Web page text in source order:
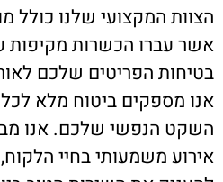
הצוות המקצועי שלנו כולל
אשר עברו הכשרות
בטיחות הפריטים שלכם
אנו מספקים ביטוח מלא
השקט הנפשי שלכם. אנו
אירוע משמעותי בחיי